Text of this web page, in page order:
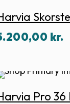
kr.
Pro